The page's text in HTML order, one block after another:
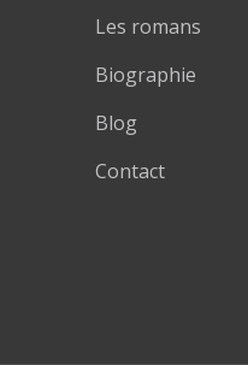
Les romans
Biographie
Blog
Contact